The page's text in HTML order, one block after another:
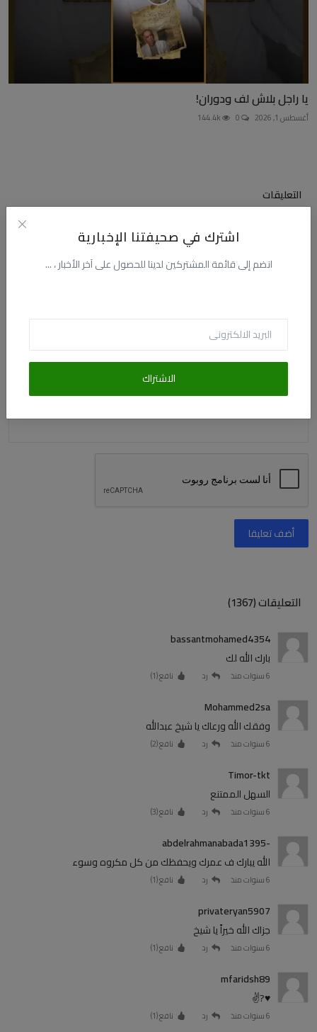
اشترك في صحيفتنا الإخبارية
انضم إلى قائمة المشتركين لدينا للحصول على آخر الأخبار ، ...
الاشتراك
يا راجل بلاش لف ودوران!
أغسطس 1, 2026
التعليقات
التعليق
أضف تعليقا
التعليقات (1367)
bassantmohamed4354
بارك الله لك
6 سنوات منذ رد نافع (1
)
Mohammed2sa
وفقك الله ورعاك يا شيخ عبدالله
6 سنوات منذ رد نافع (2
)
Timor-tkt
السهل الممتنع
6 سنوات منذ رد نافع (3
)
-abdelrahmanabada1395
الله يبارك ف عمرك ويحفظك من كل مكروه وسوء
6 سنوات منذ رد نافع (1
)
privateryan5907
جزاك الله خيراً يا شيخ
6 سنوات منذ رد نافع (1
)
mfaridsh89
6 سنوات منذ رد نافع (1
)